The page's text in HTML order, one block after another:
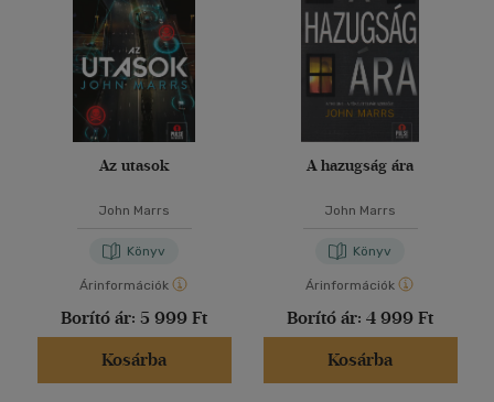
Az utasok
John Marrs
Könyv
Árinformációk
Borító ár: 5 999 Ft
Kosárba
A hazugság ára
John Marrs
Könyv
Árinformációk
Borító ár: 4 999 Ft
Kosárba